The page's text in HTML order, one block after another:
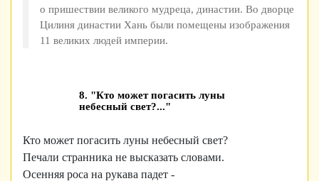
о пришествии великого мудреца, династии. Во дворце
Цилиня династии Хань были помещены изображения
11 великих людей империи.
8. "Кто может погасить луны
небесный свет?..."
Кто может погасить луны небесный свет?
Печали странника не высказать словами.
Осенняя роса на рукава падет -